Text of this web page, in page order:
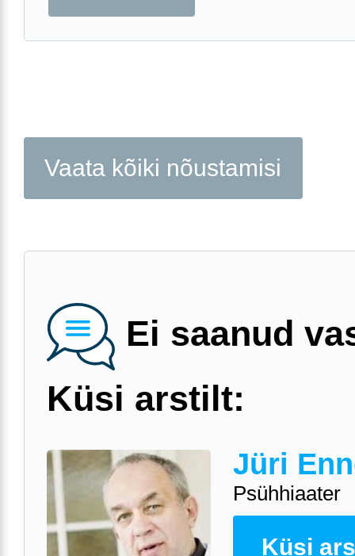
Vaata kõiki nõustamisi
Ei saanud
Küsi arstilt:
Jüri
Psühhiaater
Küsi